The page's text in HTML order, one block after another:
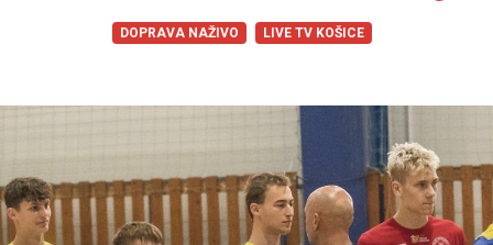
DOPRAVA NAŽIVO LIVE TV KOŠICE